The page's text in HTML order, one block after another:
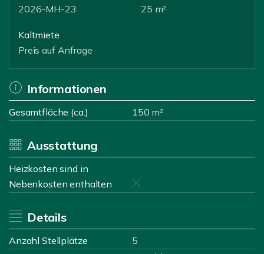
2026-MH-23
25 m²
Kaltmiete
Preis auf Anfrage
Informationen
Gesamtfläche (ca.) 150 m²
Ausstattung
Heizkosten sind in
Nebenkosten enthalten
Details
Anzahl Stellplätze
5